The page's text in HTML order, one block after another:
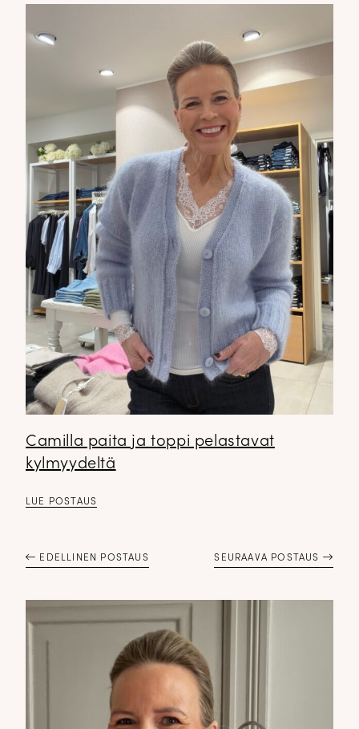
Camilla paita ja toppi pelastavat
kylmyydeltä
LUE POSTAUS
EDELLINEN POSTAUS SEURAAVA POSTAUS